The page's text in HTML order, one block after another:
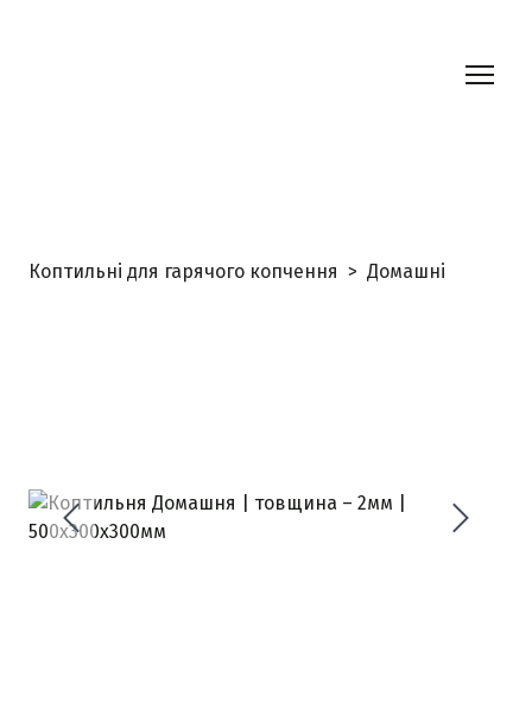
Коптильні для гарячого копчення Домашні